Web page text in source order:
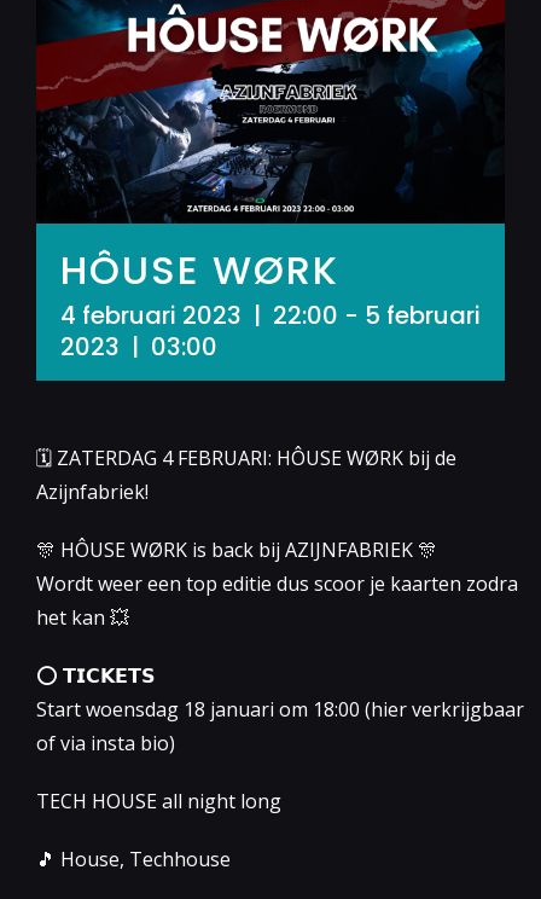
HÔUSE WØRK
4 februari 2023 | 22:00 - 5 februari
2023 | 03:00
🗓 ZATERDAG 4 FEBRUARI: HÔUSE WØRK bij de
Azijnfabriek!
🎊 HÔUSE WØRK is back bij AZIJNFABRIEK 🎊
Wordt weer een top editie dus scoor je kaarten zodra
het kan 💥
⭕️ 𝗧𝗜𝗖𝗞𝗘𝗧𝗦
Start woensdag 18 januari om 18:00 (hier verkrijgbaar
of via insta bio)
TECH HOUSE all night long
🎵 House, Techhouse